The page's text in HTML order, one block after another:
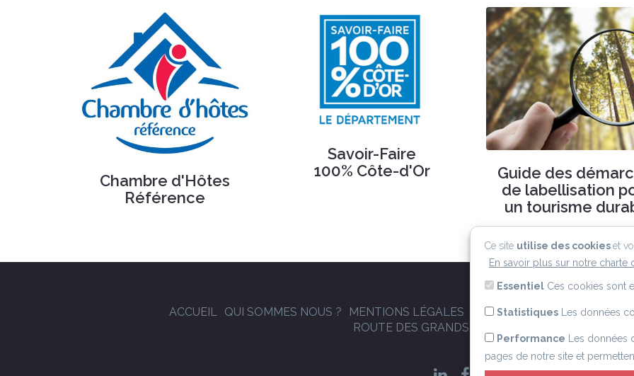
Chambre d'Hôtes
Référence
Savoir-Faire
100% Côte-d'Or
Guide des
de labellisation
un tourisme
ACCUEIL QUI SOMMES NOUS ? MENTIONS LÉGALES CGU POLITIQUE RGPD
ROUTE DES GRANDS CRUS DE BOURGOGNE
Ce site utilise des cookieset
En savoir plus sur notre charte
Essentiel Ces cookies sont
Statistiques Les données
Performance
Les
pages de notre site et